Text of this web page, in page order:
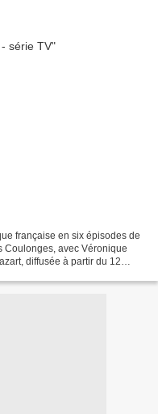
française en six épisodes de
Coulonges, avec Véronique
diffusée à partir du 12